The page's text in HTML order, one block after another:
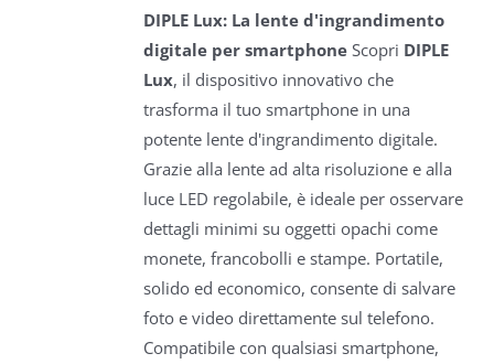
DIPLE Lux: La lente d'ingrandimento
digitale per smartphone Scopri DIPLE
Lux, il dispositivo innovativo che
trasforma il tuo smartphone in una
potente lente d'ingrandimento digitale.
Grazie alla lente ad alta risoluzione e alla
luce LED regolabile, è ideale per osservare
dettagli minimi su oggetti opachi come
monete, francobolli e stampe. Portatile,
solido ed economico, consente di salvare
foto e video direttamente sul telefono.
Compatibile con qualsiasi smartphone,